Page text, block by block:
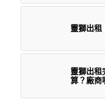
靈獅出租
靈獅出租
算？廠商